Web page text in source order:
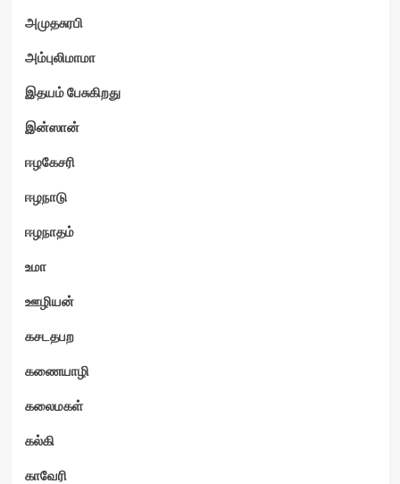
அமுதசுரபி
அம்புலிமாமா
இதயம் பேசுகிறது
இன்ஸான்
ஈழகேசரி
ஈழநாடு
ஈழநாதம்
உமா
ஊழியன்
கசடதபற
கணையாழி
கலைமகள்
கல்கி
காவேரி